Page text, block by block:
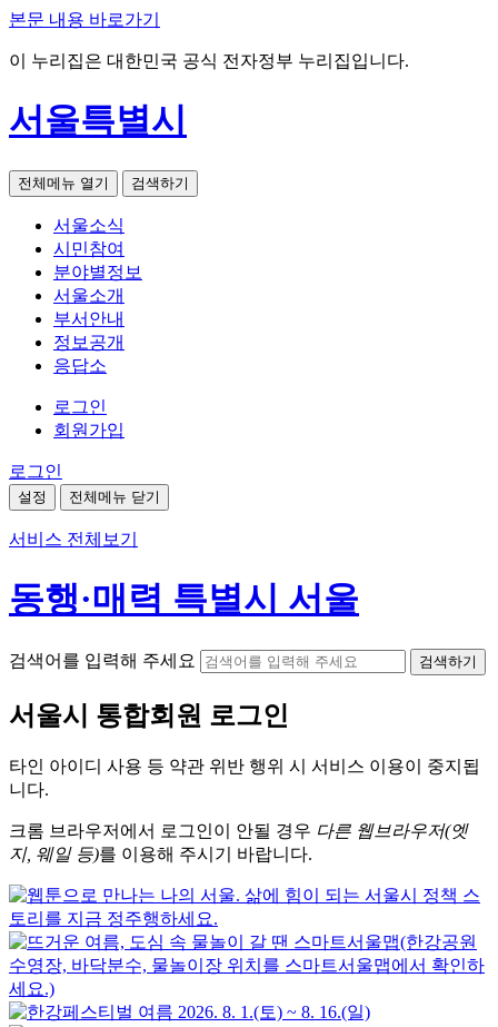
본문 내용 바로가기
이 누리집은 대한민국 공식 전자정부 누리집입니다.
서울특별시
전체메뉴 열기 검색하기
서울소식
시민참여
분야별정보
서울소개
부서안내
정보공개
응답소
로그인
회원가입
로그인
설정 전체메뉴 닫기
서비스 전체보기
동행·매력 특별시 서울
검색어를 입력해 주세요 검색하기
서울시 통합회원 로그인
타인 아이디 사용 등 약관 위반 행위 시 서비스 이용이 중지됩
니다.
크롬 브라우저에서 로그인이 안될 경우 다른 웹브라우저(엣
지, 웨일 등)를 이용해 주시기 바랍니다.